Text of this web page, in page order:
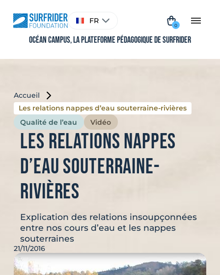
contenu
Choisir
une
FR
0
Océan Campus, La plateforme pédagogique de Surfrider
Accueil
Les relations nappes d’eau souterraine-rivières
Qualité de l’eau
Vidéo
Les relations nappes
d’eau souterraine-
rivières
Explication des relations insoupçonnées
entre nos cours d’eau et les nappes
souterraines
21/11/2016